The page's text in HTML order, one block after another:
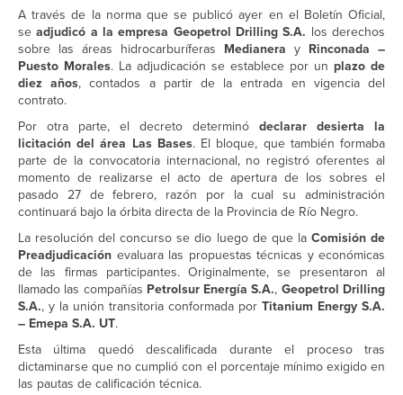
A través de la norma que se publicó ayer en el Boletín Oficial,
seadjudicó a la empresa Geopetrol Drilling S.A. los derechos
sobre las áreas hidrocarburíferas Medianera y Rinconada –
Puesto Morales. La adjudicación se establece por un plazo de
diez años, contados a partir de la entrada en vigencia del
contrato.
Por otra parte, el decreto determinó declarar desierta la
licitación del área Las Bases. El bloque, que también formaba
parte de la convocatoria internacional, no registró oferentes al
momento de realizarse el acto de apertura de los sobres el
pasado 27 de febrero, razón por la cual su administración
continuará bajo la órbita directa de la Provincia de Río Negro.
La resolución del concurso se dio luego de que la Comisión de
Preadjudicación evaluara las propuestas técnicas y económicas
de las firmas participantes. Originalmente, se presentaron al
llamado las compañías Petrolsur Energía S.A., Geopetrol Drilling
S.A., y la unión transitoria conformada por Titanium Energy S.A.
– Emepa S.A. UT.
Esta última quedó descalificada durante el proceso tras
dictaminarse que no cumplió con el porcentaje mínimo exigido en
las pautas de calificación técnica.